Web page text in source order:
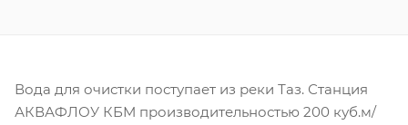
Вода для очистки поступает из реки Таз. Станция
АКВАФЛОУ КБМ производительностью 200 куб.м/